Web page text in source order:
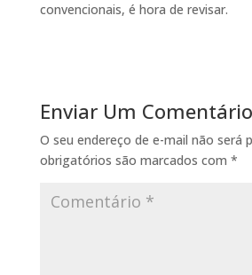
convencionais, é hora de revisar.
Enviar Um Comentário
O seu endereço de e-mail não será
obrigatórios são marcados com *